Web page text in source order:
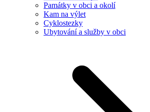
Památky v obci a okolí
Kam na výlet
Cyklostezky
Ubytování a služby v obci